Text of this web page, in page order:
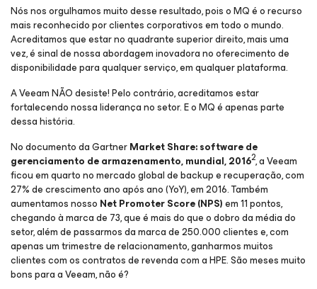
Nós nos orgulhamos muito desse resultado, pois o MQ é o recurso
mais reconhecido por clientes corporativos em todo o mundo.
Acreditamos que estar no quadrante superior direito, mais uma
vez, é sinal de nossa abordagem inovadora no oferecimento de
disponibilidade para qualquer serviço, em qualquer plataforma.
A Veeam NÃO desiste! Pelo contrário, acreditamos estar
fortalecendo nossa liderança no setor. E o MQ é apenas parte
dessa história.
No documento da GartnerMarket Share: software de
gerenciamento de armazenamento, mundial, 20162, a Veeam
ficou em quarto no mercado global de backup e recuperação, com
27% de crescimento ano após ano (YoY), em 2016. Também
aumentamos nosso Net Promoter Score (NPS)em 11 pontos,
chegando à marca de 73, que é mais do que o dobro da média do
setor, além de passarmos da marca de 250.000 clientes e, com
apenas um trimestre de relacionamento, ganharmos muitos
clientes com os contratos de revenda com a HPE. São meses muito
bons para a Veeam, não é?